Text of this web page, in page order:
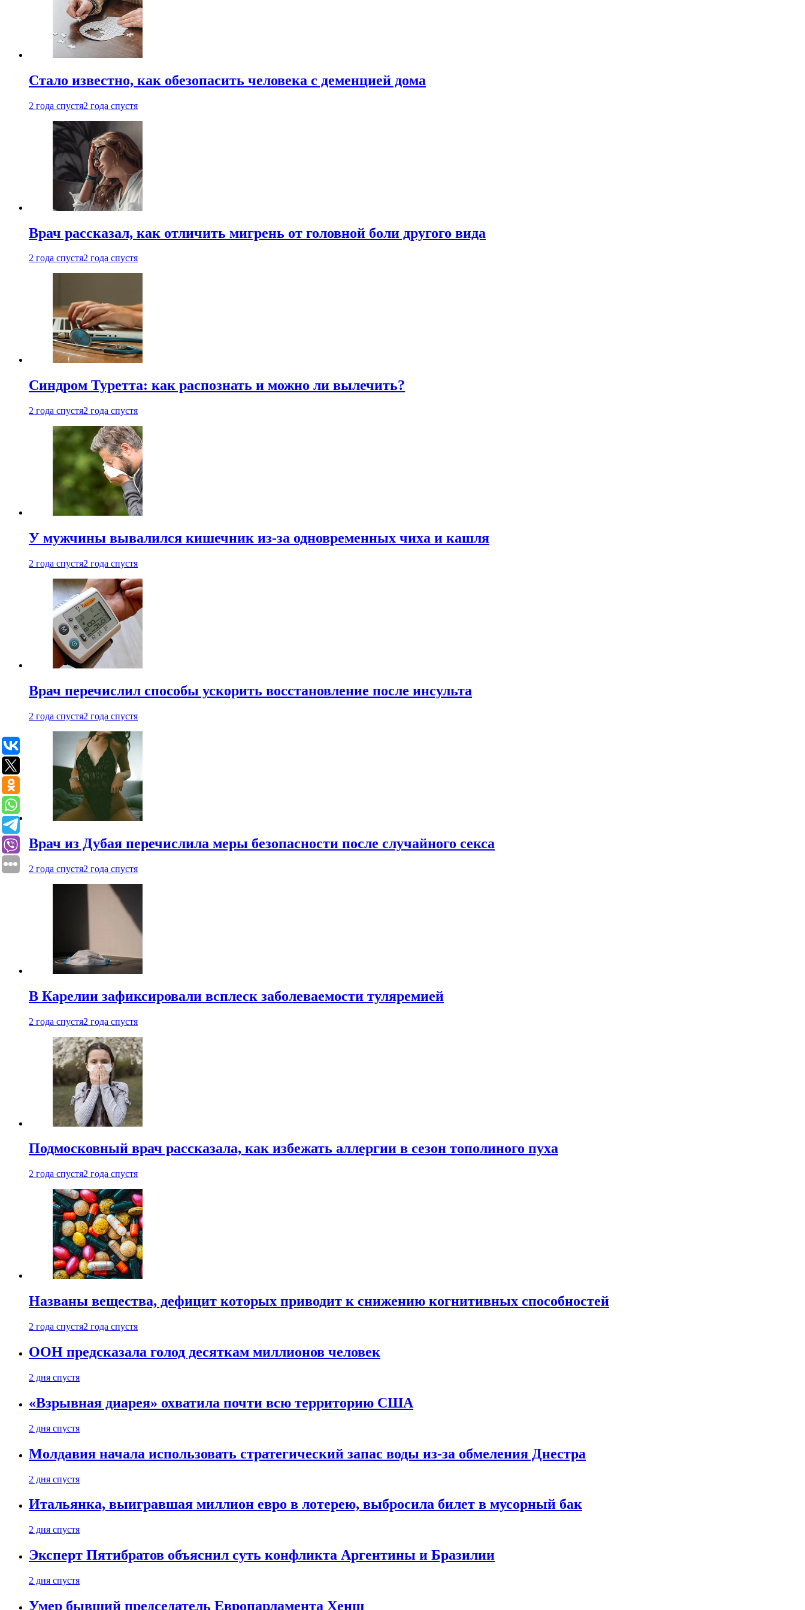
Стало известно, как обезопасить человека с деменцией дома
2 года спустя2 года спустя
Врач рассказал, как отличить мигрень от головной боли другого вида
2 года спустя2 года спустя
Синдром Туретта: как распознать и можно ли вылечить?
2 года спустя2 года спустя
У мужчины вывалился кишечник из-за одновременных чиха и кашля
2 года спустя2 года спустя
Врач перечислил способы ускорить восстановление после инсульта
2 года спустя2 года спустя
Врач из Дубая перечислила меры безопасности после случайного секса
2 года спустя2 года спустя
В Карелии зафиксировали всплеск заболеваемости туляремией
2 года спустя2 года спустя
Подмосковный врач рассказала, как избежать аллергии в сезон тополиного пуха
2 года спустя2 года спустя
Названы вещества, дефицит которых приводит к снижению когнитивных способностей
2 года спустя2 года спустя
ООН предсказала голод десяткам миллионов человек
2 дня спустя
«Взрывная диарея» охватила почти всю территорию США
2 дня спустя
Молдавия начала использовать стратегический запас воды из-за обмеления Днестра
2 дня спустя
Итальянка, выигравшая миллион евро в лотерею, выбросила билет в мусорный бак
2 дня спустя
Эксперт Пятибратов объяснил суть конфликта Аргентины и Бразилии
2 дня спустя
Умер бывший председатель Европарламента Хенш